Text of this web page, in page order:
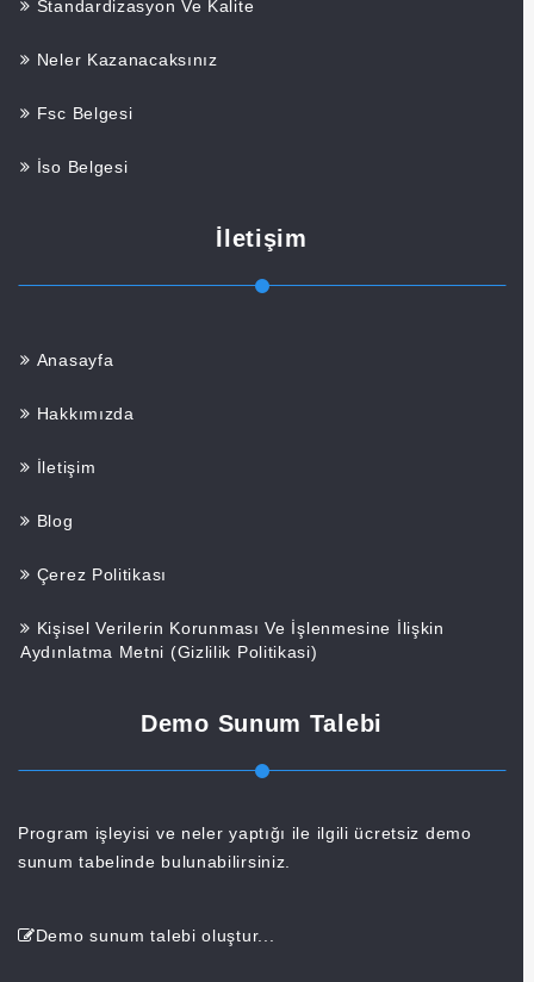
Standardizasyon Ve Kalite
Neler Kazanacaksınız
Fsc Belgesi
İso Belgesi
İletişim
Anasayfa
Hakkımızda
İletişim
Blog
Çerez Politikası
Kişisel Verilerin Korunması Ve İşlenmesine İlişkin
Aydınlatma Metni (Gizlilik Politikasi)
Demo Sunum Talebi
Program işleyisi ve neler yaptığı ile ilgili ücretsiz demo
sunum tabelinde bulunabilirsiniz.
Demo sunum talebi oluştur...